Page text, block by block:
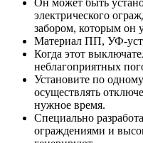
электрического
забором, которым он
Материал ПП, УФ-
Когда этот
неблагоприятных
Установите по
осуществлять
нужное время.
Специально
ограждениями и